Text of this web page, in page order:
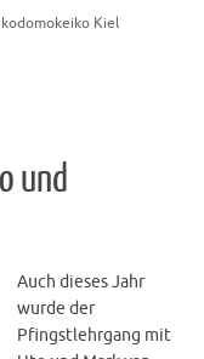
Kiel
und
Auch dieses Jahr
wurde der
Pfingstlehrgang mit